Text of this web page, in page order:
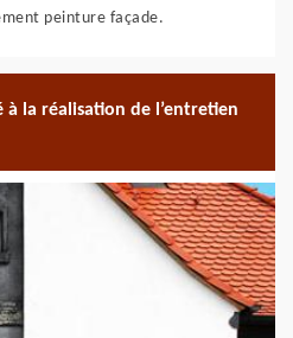
peinture façade.
à la réalisation de l’entretien